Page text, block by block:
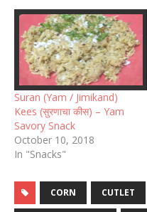
Suran (Yam / Jimikand)
Kees (सुरणाचा कीस) – Yam
Savory Snack
October 10, 2018
In "Snacks"
CORN CUTLET